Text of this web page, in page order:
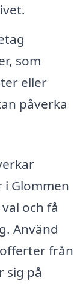
som
eller
påverka
Glommen
och få
Använd
från
sig på